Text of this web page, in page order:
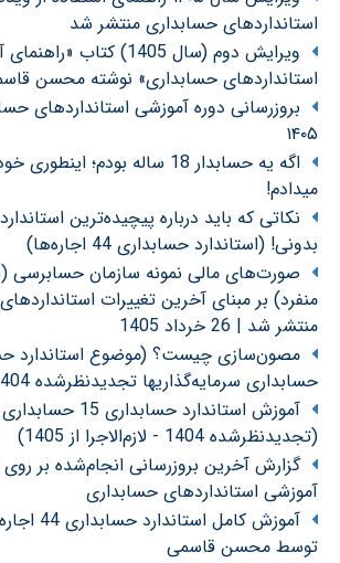
استانداردهای حسابداری منتشر شد
ویرایش دوم (سال 1405) کتاب
استانداردهای حسابداری» نوشته محسن
بروزرسانی دوره آموزشی استانداردهای
۱۴۰۵
اگه یه حسابدار 18 ساله بودم؛
میدادم!
نکاتی که باید درباره پیچیده‌ترین استاندارد
بدونی! (استاندارد حسابداری 44 اجاره‌ها)
صورت‌های مالی نمونه سازمان حسابرسی
منفرد) بر مبنای آخرین تغییرات استانداردهای
منتشر شد | 26 خرداد 1405
حسابداری سرمایه‌گذاریها تجدیدنظرشده 1404)
آموزش استاندارد حسابداری
(تجدیدنظرشده 1404 - لازم‌الاجرا از 1405)
گزارش آخرین بروزرسانی انجام‌شده بر روی
آموزشی استانداردهای حسابداری
توسط محسن قاسمی